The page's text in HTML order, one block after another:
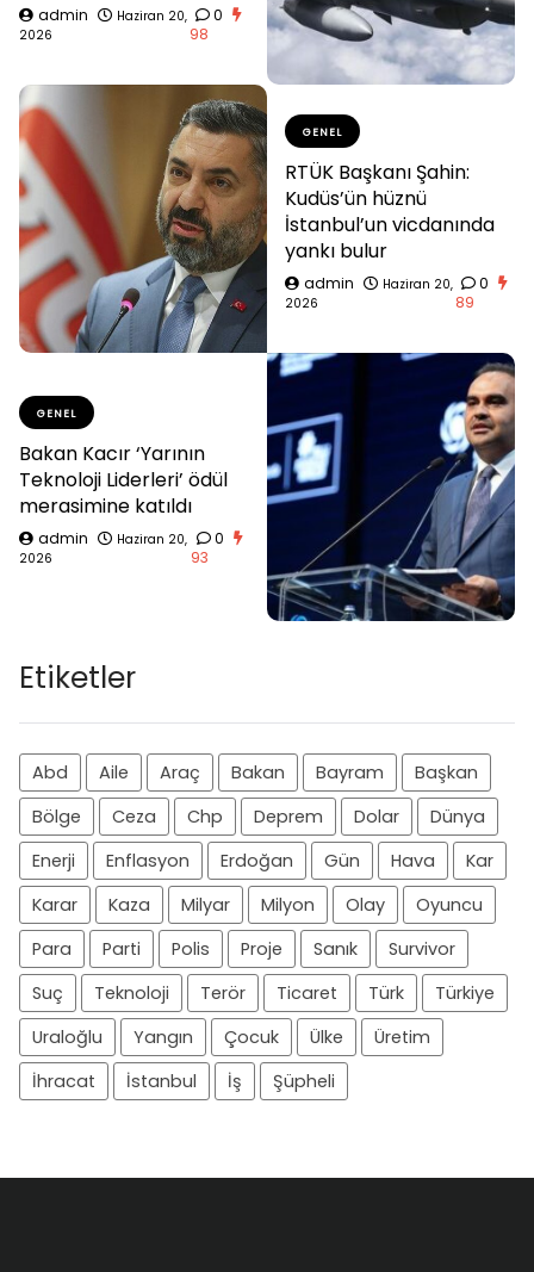
admin
Haziran 20,
2026
0
98
GENEL
RTÜK Başkanı Şahin:
Kudüs’ün hüznü
İstanbul’un vicdanında
yankı bulur
admin
Haziran 20,
2026
0
89
GENEL
Bakan Kacır ‘Yarının
Teknoloji Liderleri’ ödül
merasimine katıldı
admin
Haziran 20,
2026
0
93
Etiketler
Abd Aile Araç Bakan Bayram
Başkan
Bölge
Ceza Chp Deprem Dolar
Dünya
Enerji
Enflasyon Erdoğan Gün Hava
Kar
Karar
Kaza Milyar Milyon Olay
Oyuncu
Para
Parti Polis Proje Sanık
Survivor
Suç
Teknoloji Terör Ticaret Türk
Türkiye
Uraloğlu
Yangın Çocuk Ülke
Üretim
İhracat
İstanbul İş Şüpheli